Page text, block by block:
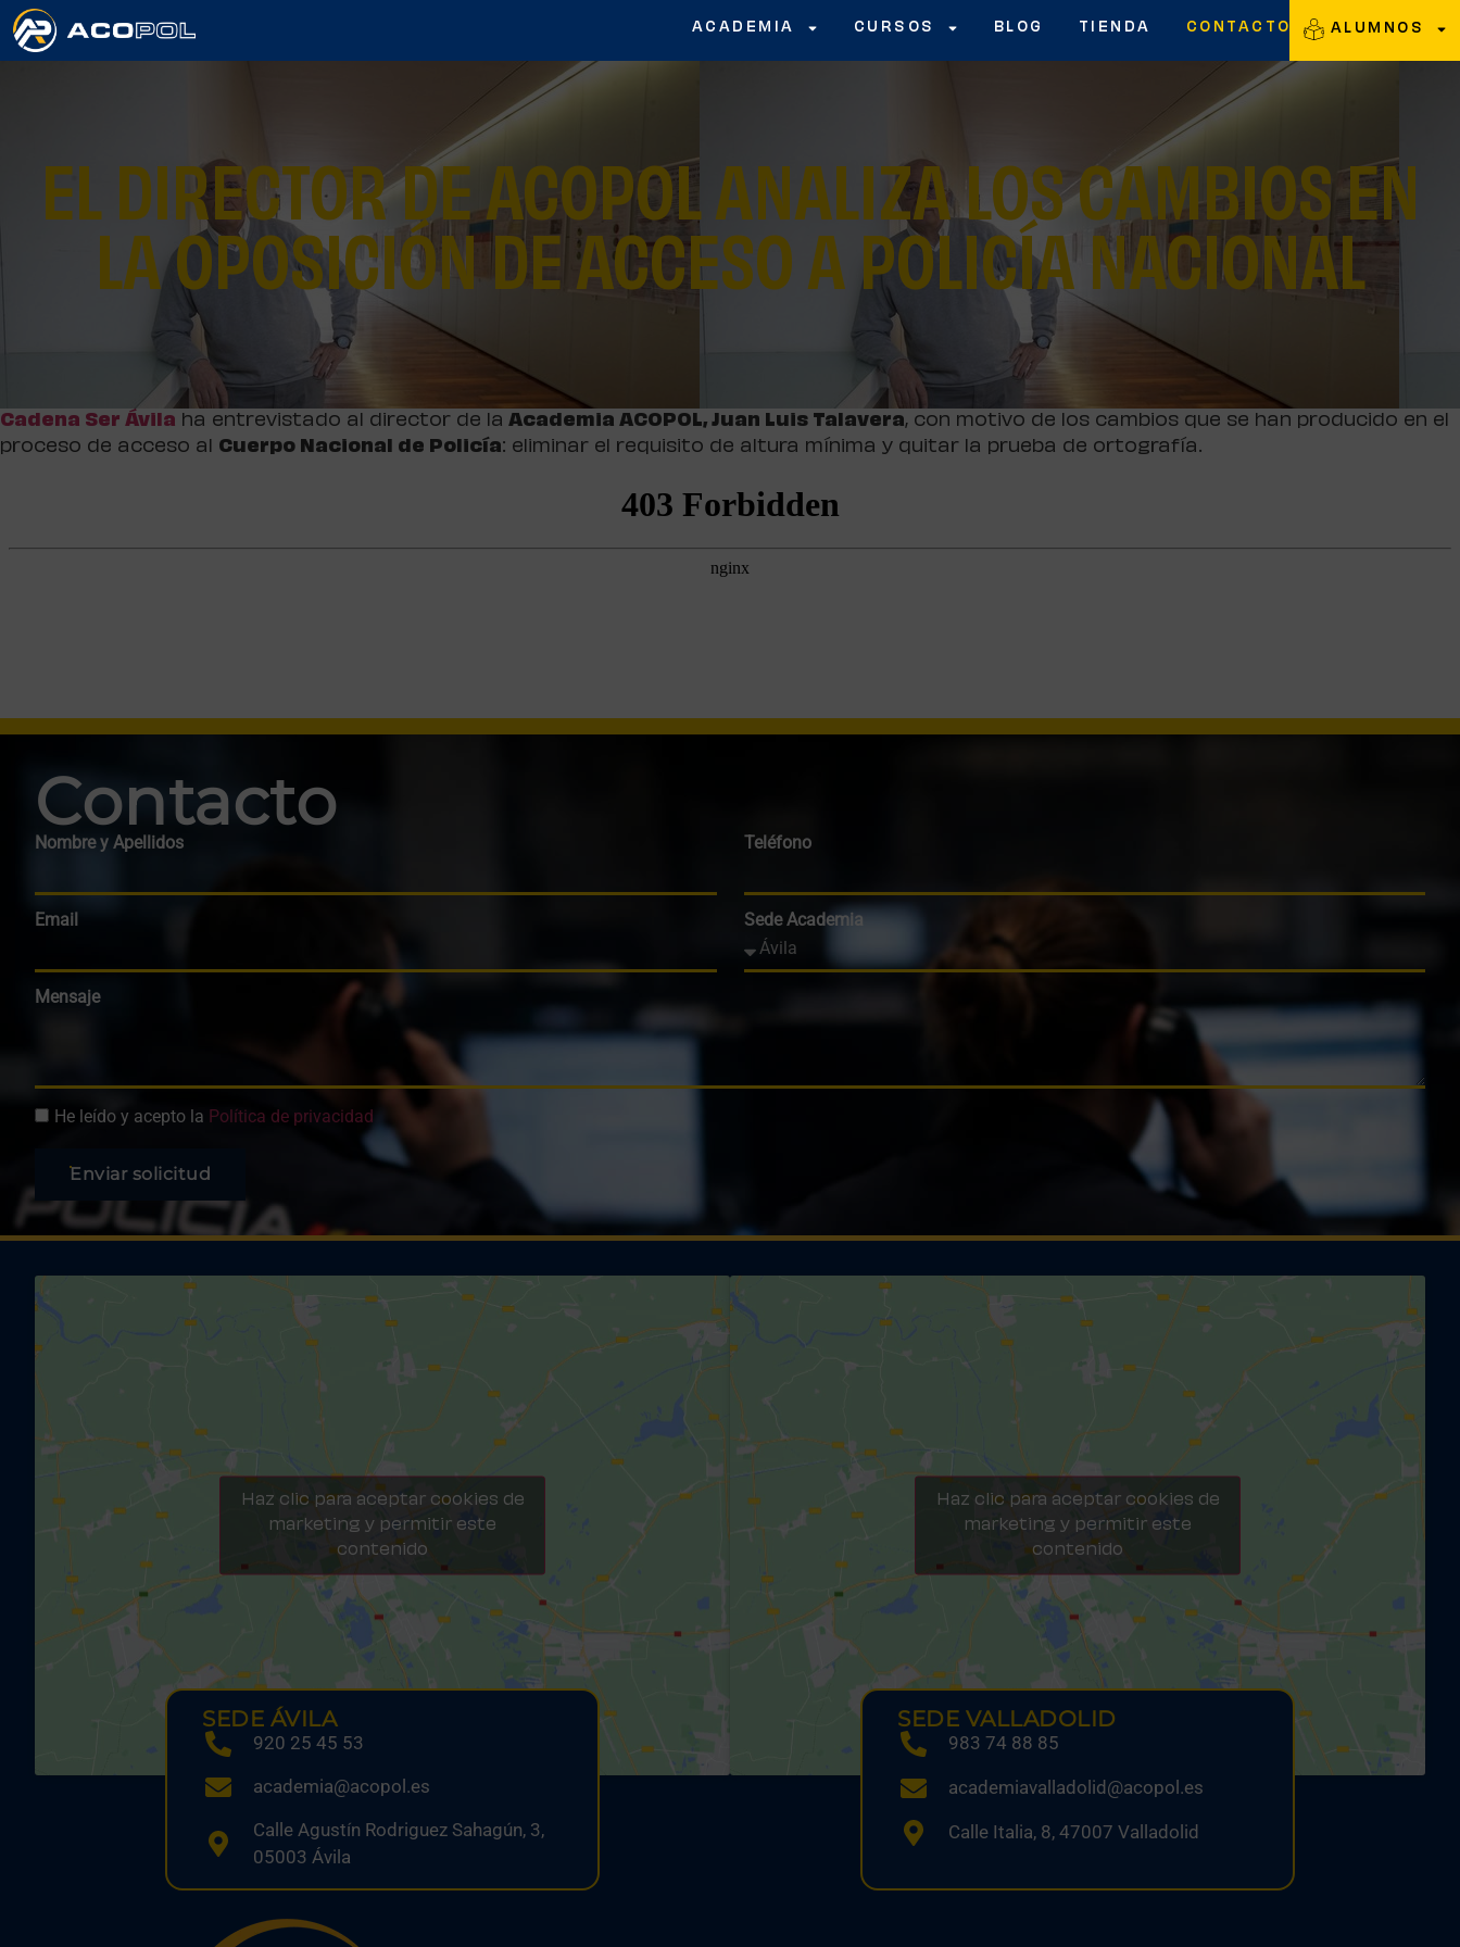
ACADEMIA CURSOS BLOG TIENDA CONTACTO ALUMNOS
EL DIRECTOR DE ACOPOL ANALIZA LOS CAMBIOS EN
LA OPOSICIÓN DE ACCESO A POLICÍA NACIONAL
Cadena Ser Ávila ha entrevistado al director de la Academia ACOPOL, Juan Luis Talavera, con motivo de los cambios que se han producido en el
proceso de acceso al Cuerpo Nacional de Policía: eliminar el requisito de altura mínima y quitar la prueba de ortografía.
Contacto
Nombre y Apellidos Teléfono
Email Sede Academia
Mensaje
He leído y acepto la Política de privacidad
Enviar solicitud
Haz clic para aceptar cookies de
marketing y permitir este
contenido
SEDE ÁVILA
920 25 45 53
academia@acopol.es
Calle Agustín Rodriguez Sahagún, 3,
05003 Ávila
Haz clic para aceptar cookies de
marketing y permitir este
contenido
SEDE VALLADOLID
983 74 88 85
academiavalladolid@acopol.es
Calle Italia, 8, 47007 Valladolid